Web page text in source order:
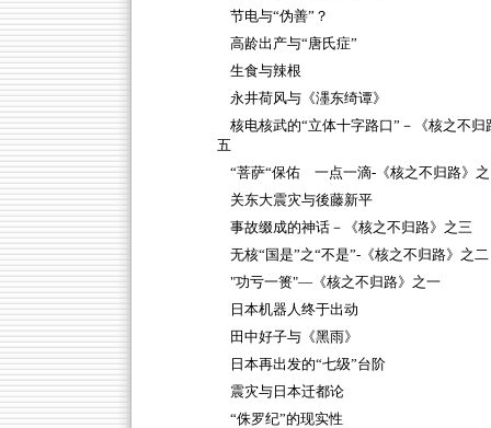
节电与“伪善”？
高龄出产与“唐氏症”
生食与辣根
永井荷风与《濹东绮谭》
核电核武的“立体十字路口”－《核之不归
五
“菩萨“保佑 一点一滴-《核之不归路》
关东大震灾与後藤新平
事故缀成的神话－《核之不归路》之三
无核“国是”之“不是”-《核之不归路》之二
"功亏一篑"—《核之不归路》之一
日本机器人终于出动
田中好子与《黑雨》
日本再出发的“七级”台阶
震灾与日本迁都论
“侏罗纪”的现实性